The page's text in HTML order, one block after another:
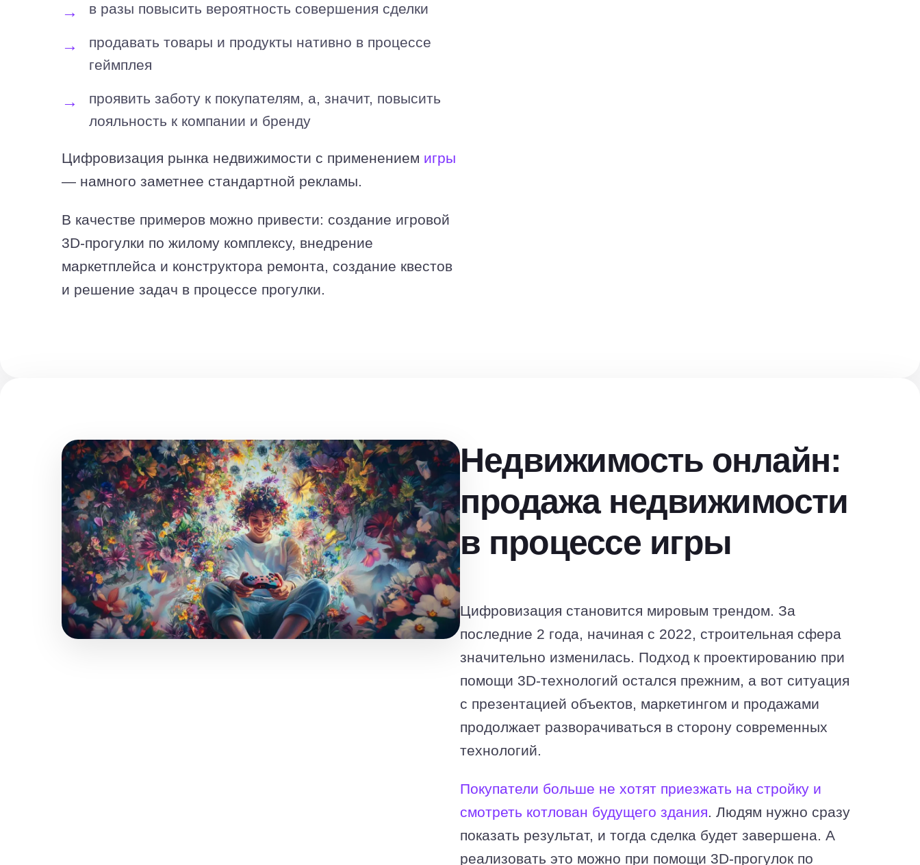
в разы повысить вероятность совершения сделки
продавать товары и продукты нативно в процессе
геймплея
проявить заботу к покупателям, а, значит, повысить
лояльность к компании и бренду
Цифровизация рынка недвижимости с применением игры
— намного заметнее стандартной рекламы.
В качестве примеров можно привести: создание игровой
3D-прогулки по жилому комплексу, внедрение
маркетплейса и конструктора ремонта, создание квестов
и решение задач в процессе прогулки.
Недвижимость онлайн:
продажа недвижимости
в процессе игры
Цифровизация становится мировым трендом. За
последние 2 года, начиная с 2022, строительная сфера
значительно изменилась. Подход к проектированию при
помощи 3D-технологий остался прежним, а вот ситуация
с презентацией объектов, маркетингом и продажами
продолжает разворачиваться в сторону современных
технологий.
Покупатели больше не хотят приезжать на стройку и
смотреть котлован будущего здания. Людям нужно сразу
показать результат, и тогда сделка будет завершена. А
реализовать это можно при помощи 3D-прогулок по